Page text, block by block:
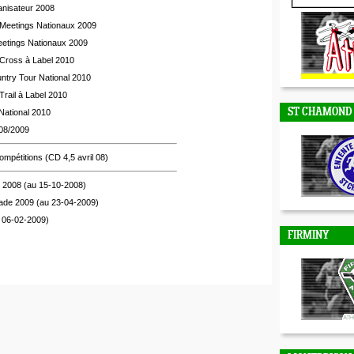
2008
Nationaux 2009
Nationaux 2009
à Label 2010
Tour National 2010
à Label 2010
2010
2009
(CD 4,5 avril 08)
(au 15-10-2008)
2009 (au 23-04-2009)
02-2009)
DUNIERES
ST CHAMOND
FIRMINY